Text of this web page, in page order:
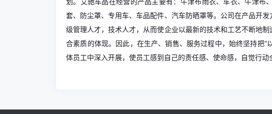
套、防尘罩、专用车、车品配件、汽车防晒罩等。公司在产品开
级管理人才，技术人才，从而使企业以最新的技术和工艺不断地
合素质的体现。因此，在生产、销售、服务过程中，始终坚持把“
体员工中深入开展，使员工感到自己的责任感、使命感，自觉行动